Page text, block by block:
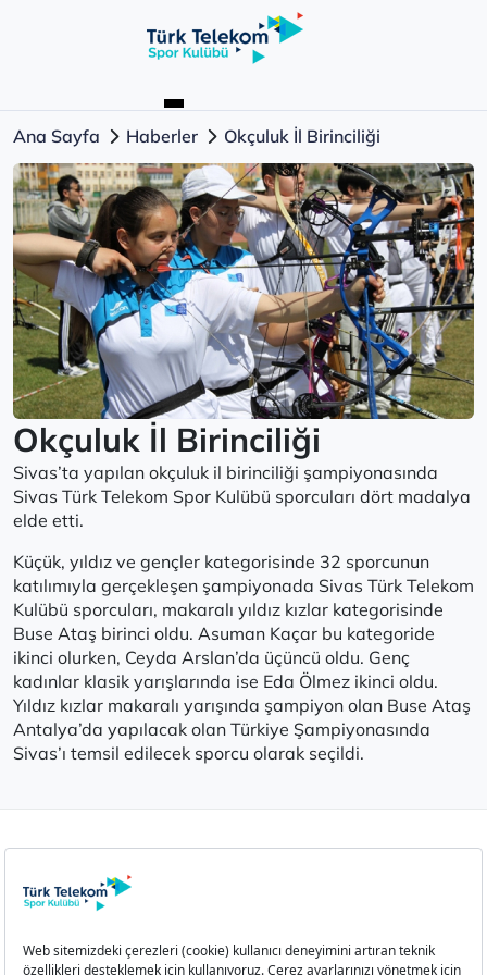
Ana Sayfa Haberler Okçuluk İl Birinciliği
Okçuluk İl Birinciliği
Sivas’ta yapılan okçuluk il birinciliği şampiyonasında
Sivas Türk Telekom Spor Kulübü sporcuları dört madalya
elde etti.
Küçük, yıldız ve gençler kategorisinde 32 sporcunun
katılımıyla gerçekleşen şampiyonada Sivas Türk Telekom
Kulübü sporcuları, makaralı yıldız kızlar kategorisinde
Buse Ataş birinci oldu. Asuman Kaçar bu kategoride
ikinci olurken, Ceyda Arslan’da üçüncü oldu. Genç
kadınlar klasik yarışlarında ise Eda Ölmez ikinci oldu.
Yıldız kızlar makaralı yarışında şampiyon olan Buse Ataş
Antalya’da yapılacak olan Türkiye Şampiyonasında
Sivas’ı temsil edilecek sporcu olarak seçildi.
İletişim